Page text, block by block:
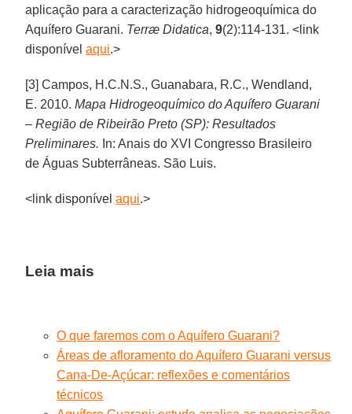
aplicação para a caracterização hidrogeoquímica do
Aquífero Guarani. Terræ Didatica,9(2):114-131. <link
disponívelaqui.>
[3] Campos, H.C.N.S., Guanabara, R.C., Wendland,
E. 2010.Mapa Hidrogeoquímico do Aquífero Guarani
– Região de Ribeirão Preto (SP): Resultados
Preliminares. In: Anais do XVI Congresso Brasileiro
de Águas Subterrâneas. São Luis.
<link disponívelaqui.>
Leia mais
O que faremos com o Aquífero Guarani?
Áreas de afloramento do Aquífero Guarani versus
Cana-De-Açúcar: reflexões e comentários
técnicos